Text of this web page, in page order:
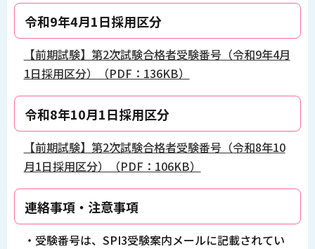
令和9年4月1日採用区分
【前期試験】第2次試験合格者受験番号（令和9年4月
1日採用区分）（PDF：136KB）
令和8年10月1日採用区分
【前期試験】第2次試験合格者受験番号（令和8年10
月1日採用区分）（PDF：106KB）
連絡事項・注意事項
・受験番号は、SPI3受験案内メールに記載されてい